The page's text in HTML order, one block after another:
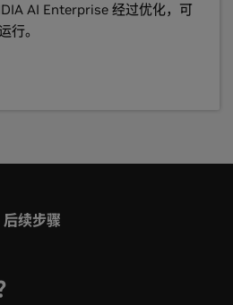
AI Enterprise 经过优化，可
行。
后续步骤